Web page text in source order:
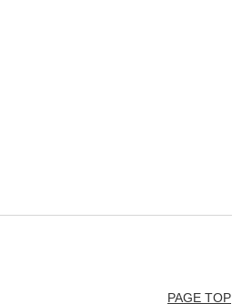
PAGE TOP